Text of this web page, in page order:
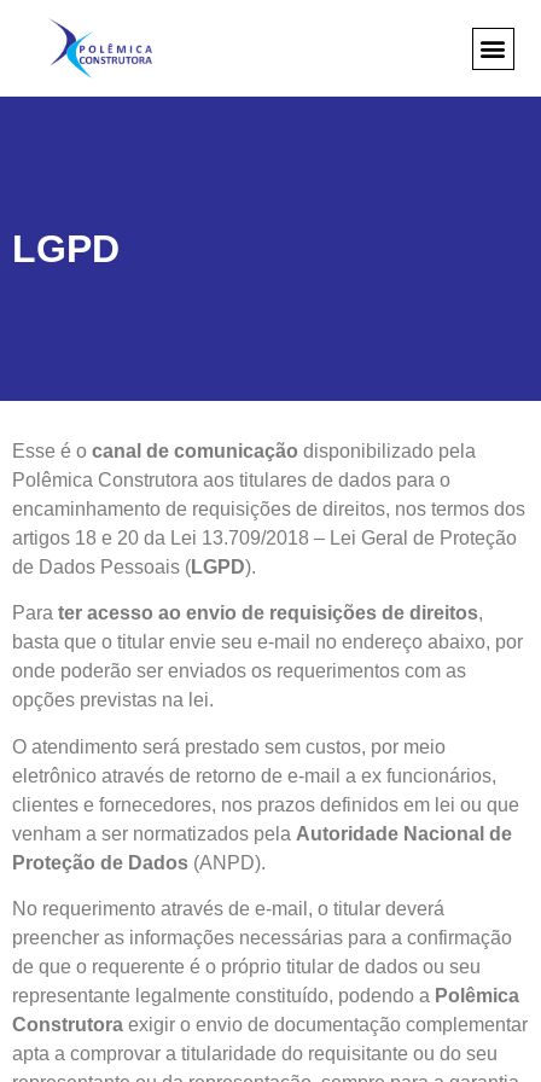
LGPD
Esse é o canal de comunicação disponibilizado pela
Polêmica Construtora aos titulares de dados para o
encaminhamento de requisições de direitos, nos termos dos
artigos 18 e 20 da Lei 13.709/2018 – Lei Geral de Proteção
de Dados Pessoais (LGPD).
Para ter acesso ao envio de requisições de direitos,
basta que o titular envie seu e-mail no endereço abaixo, por
onde poderão ser enviados os requerimentos com as
opções previstas na lei.
O atendimento será prestado sem custos, por meio
eletrônico através de retorno de e-mail a ex funcionários,
clientes e fornecedores, nos prazos definidos em lei ou que
venham a ser normatizados pela Autoridade Nacional de
Proteção de Dados (ANPD).
No requerimento através de e-mail, o titular deverá
preencher as informações necessárias para a confirmação
de que o requerente é o próprio titular de dados ou seu
representante legalmente constituído, podendo a Polêmica
Construtora exigir o envio de documentação complementar
apta a comprovar a titularidade do requisitante ou do seu